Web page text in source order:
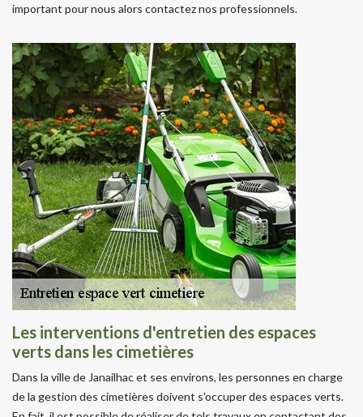
important pour nous alors contactez nos professionnels.
Les interventions d'entretien des espaces
verts dans les cimetières
Dans la ville de Janailhac et ses environs, les personnes en charge
de la gestion des cimetières doivent s'occuper des espaces verts.